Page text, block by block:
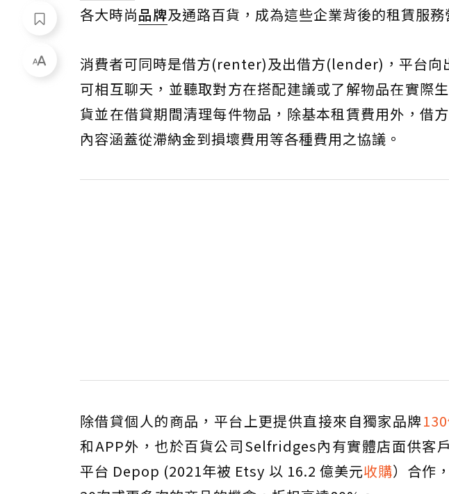
各大時尚品牌及通路百貨，成為這些企業背後的租賃服務
消費者可同時是借方(renter)及出借方(lender)，平台向
可相互聊天，並聽取對方在搭配建議或了解物品在實際
貨並在借貸期間清理每件物品，除基本租賃費用外，借
內容涵蓋從滯納金到損壞費用等各種費用之協議。
除借貸個人的商品，平台上更提供直接來自獨家品牌
和APP外，也於百貨公司Selfridges內有實體店面供客
平台 Depop (2021年被 Etsy 以 16.2 億美元收購）合作